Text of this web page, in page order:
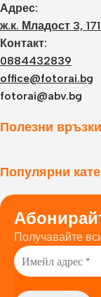
Адрес:
ж.к. Младост 3,
Контакт:
0884432839
office@fotorai.bg
fotorai@abv.bg
Полезни връзки
Популярни
Получавайте